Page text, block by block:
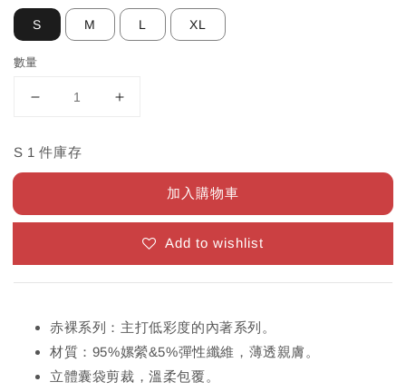
S M L XL
數量
S 1 件庫存
加入購物車
Add to wishlist
赤裸系列：主打低彩度的內著系列。
材質：95%嫘縈&5%彈性纖維，薄透親膚。
立體囊袋剪裁，溫柔包覆。